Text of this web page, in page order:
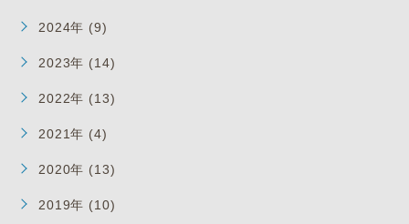
2024年 (9)
2023年 (14)
2022年 (13)
2021年 (4)
2020年 (13)
2019年 (10)